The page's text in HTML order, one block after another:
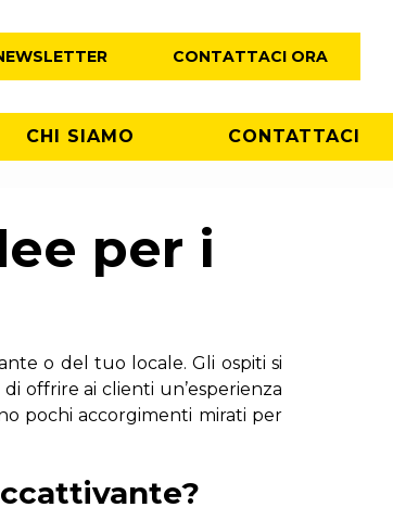
CONTATTACI ORA
CHI SIAMO CONTATTACI
per i
o del tuo locale. Gli ospiti si
offrire ai clienti un’esperienza
pochi accorgimenti mirati per